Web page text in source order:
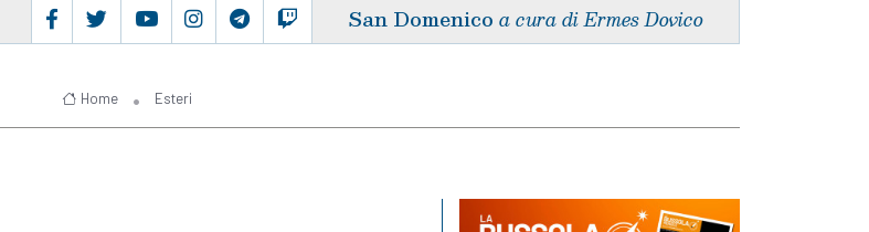
San Domenico a cura di Ermes Dovico
Home Esteri